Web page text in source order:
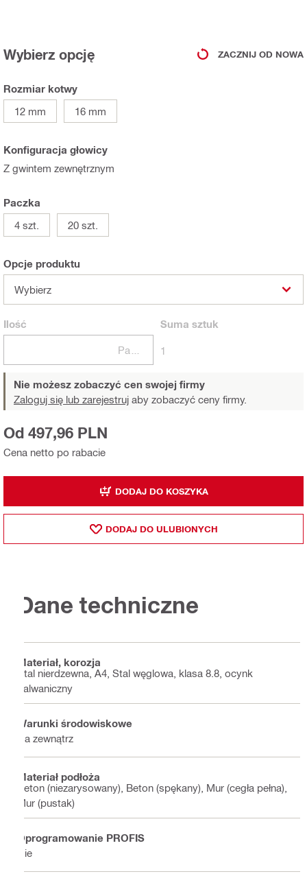
Wybierz opcję ZACZNIJ OD NOWA
Rozmiar kotwy
12 mm
16 mm
Konfiguracja głowicy
Z gwintem zewnętrznym
Paczka
4 szt.
20 szt.
Opcje produktu
Wybierz
Ilość Suma sztuk
1
Nie możesz zobaczyć cen swojej firmy
Zaloguj się lub zarejestruj aby zobaczyć ceny firmy.
Cena netto po rabacie
Od 497,96 PLN
DODAJ DO KOSZYKA
DODAJ DO ULUBIONYCH
Dane techniczne
Materiał, korozja
Stal nierdzewna, A4, Stal węglowa, klasa 8.8, ocynk
galwaniczny
Warunki środowiskowe
Na zewnątrz
Materiał podłoża
Beton (niezarysowany), Beton (spękany), Mur (cegła pełna),
Mur (pustak)
Oprogramowanie PROFIS
Nie